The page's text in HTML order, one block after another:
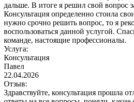
дальше. В итоге я решил свой вопрос
Консультация определенно стоила
нужно срочно решить вопрос, то я
воспользоваться данной услугой.
команде, настоящие профессионалы.
Услуга:
Консультация
Павел
22.04.2026
Отзыв:
Здравствуйте, консультация прошла